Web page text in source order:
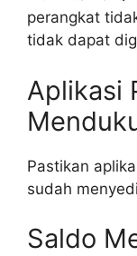
perangkat
tidak dapat
Aplikasi
Pastikan
sudah
Saldo